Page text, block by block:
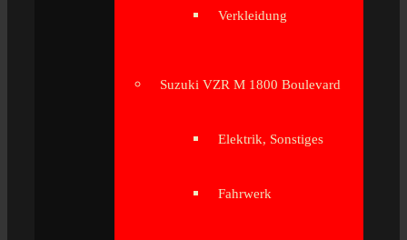
Verkleidung
Suzuki VZR M 1800 Boulevard
Elektrik, Sonstiges
Fahrwerk